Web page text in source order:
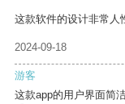
这款软件的设计非常人
2024-09-18
游客
这款app的用户界面简